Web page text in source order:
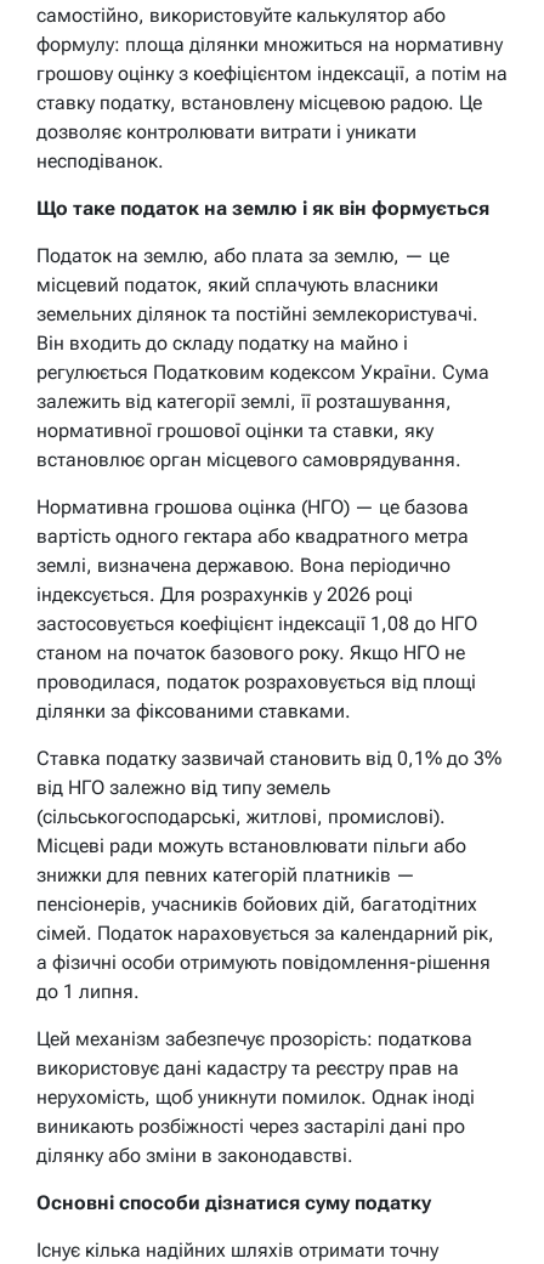
самостійно, використовуйте калькулятор або
формулу: площа ділянки множиться на нормативну
грошову оцінку з коефіцієнтом індексації, а потім на
ставку податку, встановлену місцевою радою. Це
дозволяє контролювати витрати і уникати
несподіванок.
Що таке податок на землю і як він формується
Податок на землю, або плата за землю, — це
місцевий податок, який сплачують власники
земельних ділянок та постійні землекористувачі.
Він входить до складу податку на майно і
регулюється Податковим кодексом України. Сума
залежить від категорії землі, її розташування,
нормативної грошової оцінки та ставки, яку
встановлює орган місцевого самоврядування.
Нормативна грошова оцінка (НГО) — це базова
вартість одного гектара або квадратного метра
землі, визначена державою. Вона періодично
індексується. Для розрахунків у 2026 році
застосовується коефіцієнт індексації 1,08 до НГО
станом на початок базового року. Якщо НГО не
проводилася, податок розраховується від площі
ділянки за фіксованими ставками.
Ставка податку зазвичай становить від 0,1% до 3%
від НГО залежно від типу земель
(сільськогосподарські, житлові, промислові).
Місцеві ради можуть встановлювати пільги або
знижки для певних категорій платників —
пенсіонерів, учасників бойових дій, багатодітних
сімей. Податок нараховується за календарний рік,
а фізичні особи отримують повідомлення-рішення
до 1 липня.
Цей механізм забезпечує прозорість: податкова
використовує дані кадастру та реєстру прав на
нерухомість, щоб уникнути помилок. Однак іноді
виникають розбіжності через застарілі дані про
ділянку або зміни в законодавстві.
Основні способи дізнатися суму податку
Існує кілька надійних шляхів отримати точну